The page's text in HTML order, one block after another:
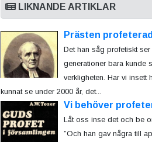
LIKNANDE ARTIKLAR
Prästen
Det han såg profetiskt
generationer bara kunde
verkligheten. Har vi insett
kunnat se under 2000 år, det...
Vi behöver
Låt oss inse det och be
”Och han gav några till